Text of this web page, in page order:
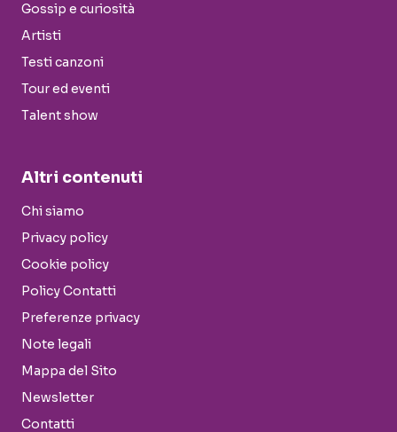
Gossip e curiosità
Artisti
Testi canzoni
Tour ed eventi
Talent show
Altri contenuti
Chi siamo
Privacy policy
Cookie policy
Policy Contatti
Preferenze privacy
Note legali
Mappa del Sito
Newsletter
Contatti